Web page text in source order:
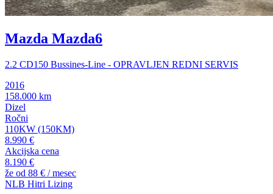
Mazda Mazda6
2.2 CD150 Bussines-Line - OPRAVLJEN REDNI SERVIS
2016
158.000 km
Dizel
Ročni
110KW (150KM)
8.990 €
Akcijska cena
8.190 €
že od 88 € / mesec
NLB Hitri Lizing